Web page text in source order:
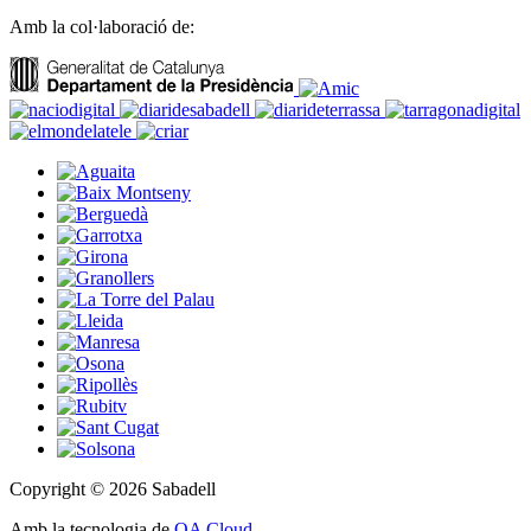
Amb la col·laboració de:
Copyright © 2026 Sabadell